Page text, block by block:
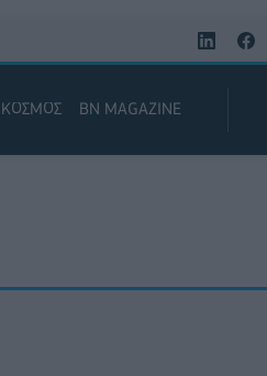
ΚΟΣΜΟΣ BN MAGAZINE